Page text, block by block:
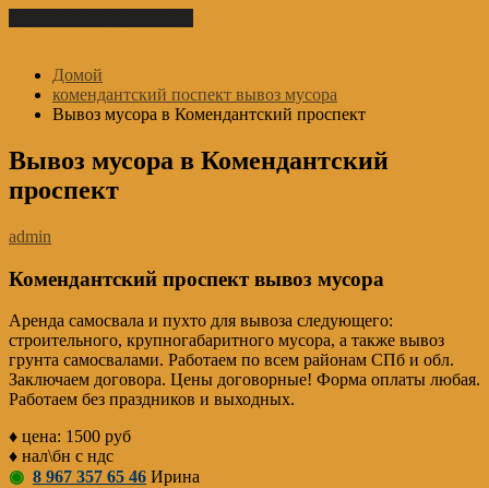
Домой
комендантский поспект вывоз мусора
Вывоз мусора в Комендантский проспект
Вывоз мусора в Комендантский
проспект
admin
Комендантский проспект вывоз мусора
Аренда самосвала и пухто для вывоза следующего:
строительного, крупногабаритного мусора, а также вывоз
грунта самосвалами. Работаем по всем районам СПб и обл.
Заключаем договора. Цены договорные! Форма оплаты любая.
Работаем без праздников и выходных.
♦ цена: 1500 руб
♦ нал\бн с ндс
◉ 8 967 357 65 46 Ирина